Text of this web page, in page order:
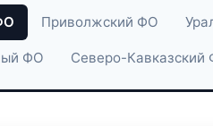
Приволжский ФО
ФО Северо-Кавказский